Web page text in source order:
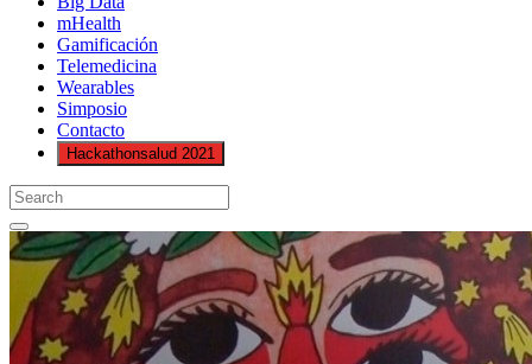
mHealth
Gamificación
Telemedicina
Wearables
Simposio
Contacto
Hackathonsalud 2021